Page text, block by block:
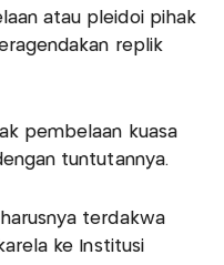
atau pleidoi pihak
replik
pembelaan kuasa
tuntutannya.
terdakwa
ke Institusi